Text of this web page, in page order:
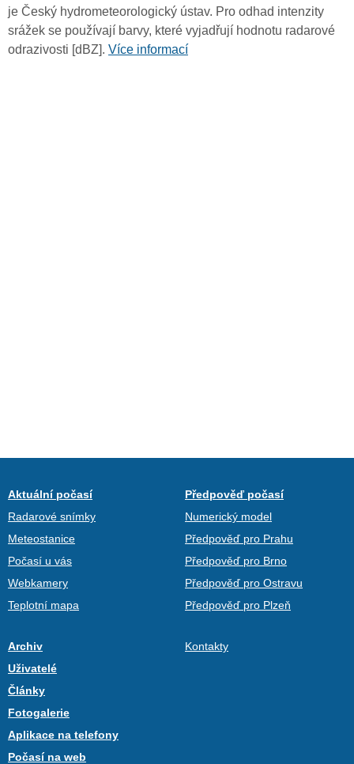
je Český hydrometeorologický ústav. Pro odhad intenzity
srážek se používají barvy, které vyjadřují hodnotu radarové
odrazivosti [dBZ]. Více informací
Aktuální počasí
Radarové snímky
Meteostanice
Počasí u vás
Webkamery
Teplotní mapa
Předpověď počasí
Numerický model
Předpověď pro Prahu
Předpověď pro Brno
Předpověď pro Ostravu
Předpověď pro Plzeň
Archiv
Uživatelé
Články
Fotogalerie
Aplikace na telefony
Počasí na web
Kontakty